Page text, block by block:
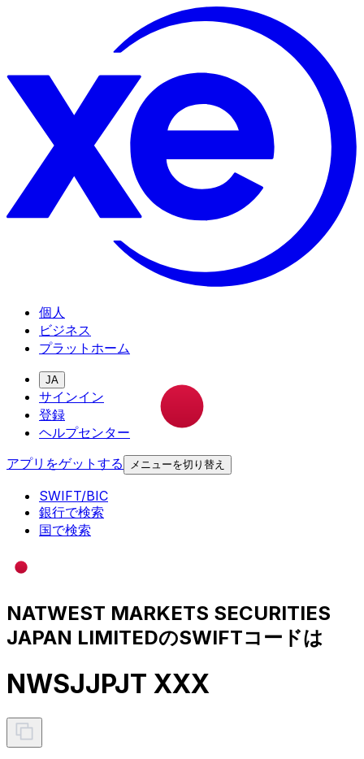
個人
ビジネス
プラットホーム
JA
サインイン
登録
ヘルプセンター
アプリをゲットする
メニューを切り替え
SWIFT/BIC
銀行で検索
国で検索
NATWEST MARKETS SECURITIES
JAPAN LIMITEDのSWIFTコードは
NWSJJPJT XXX